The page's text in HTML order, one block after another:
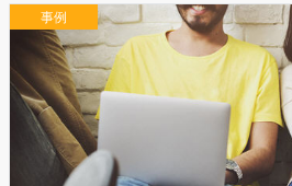
事例